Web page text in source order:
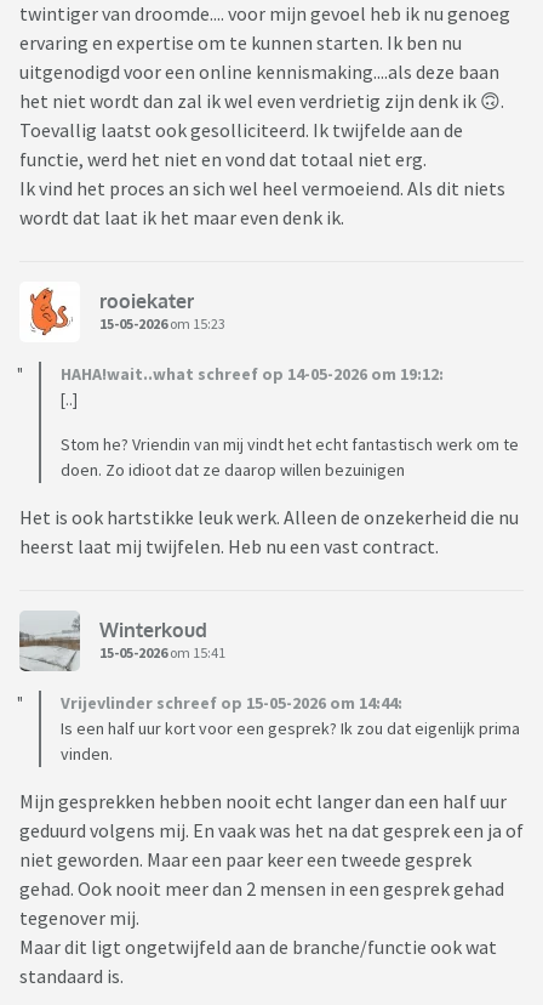
twintiger van droomde.... voor mijn gevoel heb ik nu genoeg
ervaring en expertise om te kunnen starten. Ik ben nu
uitgenodigd voor een online kennismaking....als deze baan
het niet wordt dan zal ik wel even verdrietig zijn denk ik 🙃.
Toevallig laatst ook gesolliciteerd. Ik twijfelde aan de
functie, werd het niet en vond dat totaal niet erg.
Ik vind het proces an sich wel heel vermoeiend. Als dit niets
wordt dat laat ik het maar even denk ik.
rooiekater
15-05-2026om 15:23
HAHA!wait..what schreef op 14-05-2026 om 19:12:
[..]
Stom he? Vriendin van mij vindt het echt fantastisch werk om te
doen. Zo idioot dat ze daarop willen bezuinigen
Het is ook hartstikke leuk werk. Alleen de onzekerheid die nu
heerst laat mij twijfelen. Heb nu een vast contract.
Winterkoud
15-05-2026om 15:41
Vrijevlinder schreef op 15-05-2026 om 14:44:
Is een half uur kort voor een gesprek? Ik zou dat eigenlijk prima
vinden.
Mijn gesprekken hebben nooit echt langer dan een half uur
geduurd volgens mij. En vaak was het na dat gesprek een ja of
niet geworden. Maar een paar keer een tweede gesprek
gehad. Ook nooit meer dan 2 mensen in een gesprek gehad
tegenover mij.
Maar dit ligt ongetwijfeld aan de branche/functie ook wat
standaard is.